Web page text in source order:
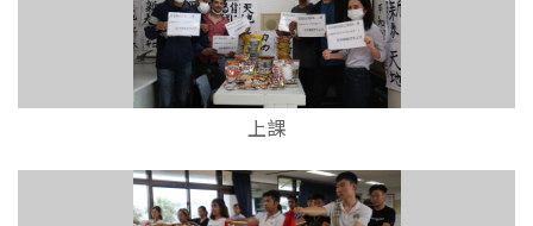
上課